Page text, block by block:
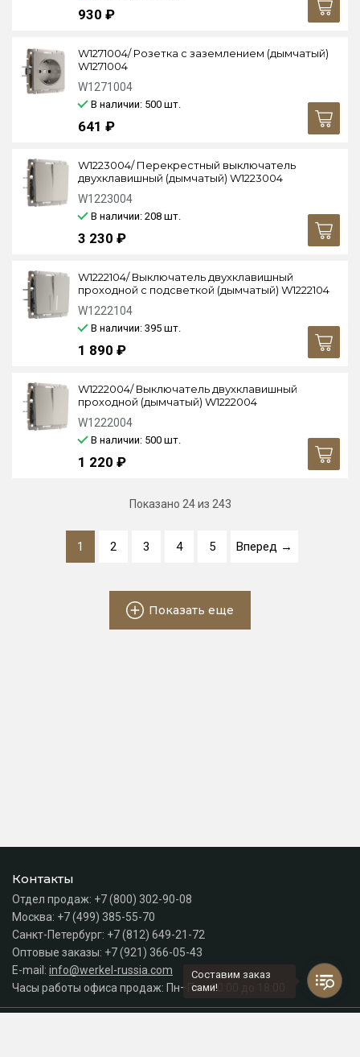
930 ₽
W1271004/ Розетка с заземлением (дымчатый)
W1271004
W1271004
В наличии: 500 шт.
641 ₽
W1223004/ Перекрестный выключатель
двухклавишный (дымчатый) W1223004
W1223004
В наличии: 208 шт.
3 230 ₽
W1222104/ Выключатель двухклавишный
проходной с подсветкой (дымчатый) W1222104
W1222104
В наличии: 395 шт.
1 890 ₽
W1222004/ Выключатель двухклавишный
проходной (дымчатый) W1222004
W1222004
В наличии: 500 шт.
1 220 ₽
Показано 24из 243
1 2 3 4 5 Вперед →
Показать еще
Контакты
Отдел продаж: +7 (800) 302-90-08
Москва: +7 (499) 385-55-70
Санкт-Петербург: +7 (812) 649-21-72
Оптовые заказы: +7 (921) 366-05-43
E-mail: info@werkel-russia.com
Часы работы офиса продаж: Пн–Пт с 10:00 до 18:00
Составим заказ
сами!